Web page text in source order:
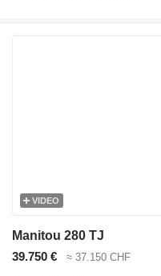
VIDEO
Manitou 280 TJ
39.750 €
≈ 37.150 CHF